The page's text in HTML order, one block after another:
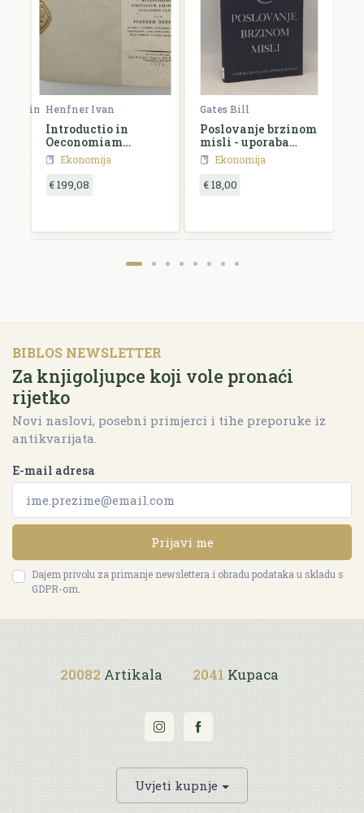
Catephores George | Morishima Michio
Henfner Ivan
Introductio in
Oeconomiam
politicam
Ekonomija
€ 199,08
Gates Bill
Poslovanje brzinom
misli - uporaba
digitalnog nervnog
sustava
Ekonomija
€ 18,00
BIBLOS NEWSLETTER
Za knjigoljupce koji vole pronaći
rijetko
Novi naslovi, posebni primjerci i tihe preporuke iz
antikvarijata.
E-mail adresa
Prijavi me
Dajem privolu za primanje newslettera i obradu podataka u skladu s
GDPR-om.
20082 Artikala 2041 Kupaca
Uvjeti kupnje